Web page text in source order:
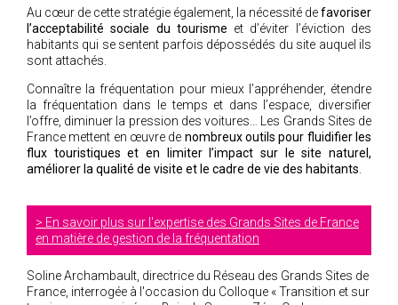
Au cœur de cette stratégie également, la nécessité defavoriser
l’acceptabilité sociale du tourisme et d’éviter l’éviction des
habitants qui se sentent parfois dépossédés du site auquel ils
sont attachés.
Connaître la fréquentation pour mieux l’appréhender, étendre
la fréquentation dans le temps et dans l’espace, diversifier
l’offre, diminuer la pression des voitures… Les Grands Sites de
France mettent en œuvre de nombreux outils pour fluidifier les
flux touristiques et en limiter l’impact sur le site naturel,
améliorer la qualité de visite et le cadre de vie des habitants
En savoir plus sur l'expertise des Grands Sites de France
en matière de gestion de la fréquentation
Soline Archambault, directrice du Réseau des Grands Sites de
France, interrogée à l'occasion du Colloque « Transition et sur